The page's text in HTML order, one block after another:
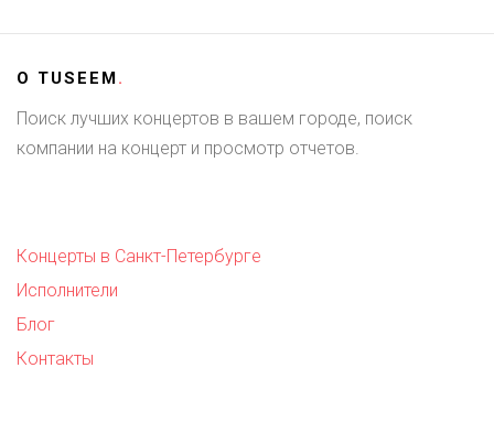
О TUSEEM.
Поиск лучших концертов в вашем городе, поиск
компании на концерт и просмотр отчетов.
Концерты в Санкт-Петербурге
Исполнители
Блог
Контакты